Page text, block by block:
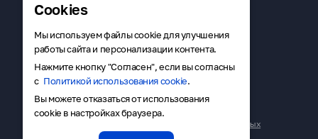
Cookies
Мы используем файлы cookie для улучшения
работы сайта и персонализации контента.
Нажмите кнопку "Согласен", если вы согласны
с Политикой использования cookie.
Вы можете отказаться от использования
cookie в настройках браузера.
Скачать RuMarket
Публичная оферта
Политика в отношении обработки персональных данных